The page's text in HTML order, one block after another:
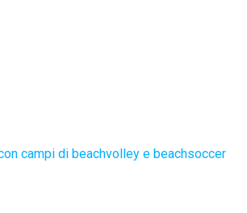
campi di beachvolley e beachsoccer